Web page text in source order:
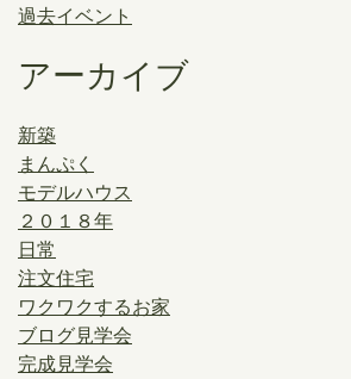
過去イベント
アーカイブ
新築
まんぷく
モデルハウス
２０１８年
日常
注文住宅
ワクワクするお家
ブログ見学会
完成見学会